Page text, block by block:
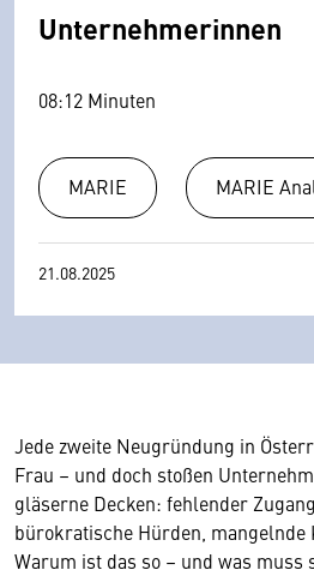
Unternehmerinnen
08:12 Minuten
MARIE MARIE
21.08.2025
Jede zweite Neugründung in
Frau – und doch stoßen
gläserne Decken: fehlender
bürokratische Hürden, mangelnde
Warum ist das so – und was muss